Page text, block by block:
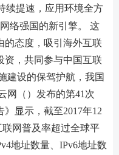
续提速，应用环境全方
络强国的新引擎。 这
的态度，吸引海外互联
资，共同参与中国互联
建设的保驾护航，我国
网（）发布的第41次
》显示，截至2017年12
联网普及率超过全球平
地址数量、IPv6地址数